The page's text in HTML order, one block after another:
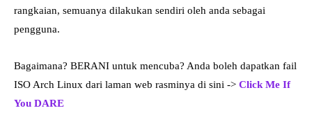
rangkaian, semuanya dilakukan sendiri oleh anda sebagai
pengguna.
Bagaimana? BERANI untuk mencuba? Anda boleh dapatkan fail
ISO Arch Linux dari laman web rasminya di sini -> Click Me If
You DARE